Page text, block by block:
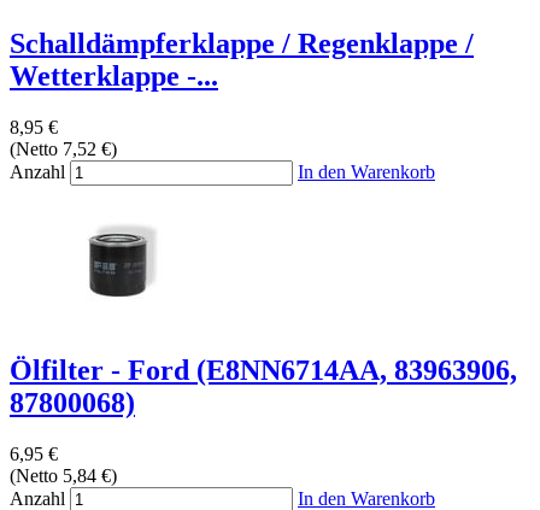
Schalldämpferklappe / Regenklappe /
Wetterklappe -...
8,95 €
(Netto 7,52 €)
Anzahl
In den Warenkorb
Ölfilter - Ford (E8NN6714AA, 83963906,
87800068)
6,95 €
(Netto 5,84 €)
Anzahl
In den Warenkorb